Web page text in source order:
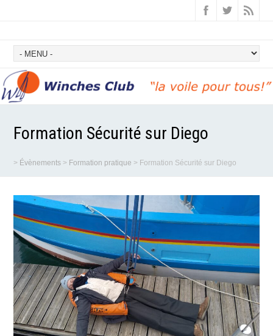
Formation Sécurité sur Diego
> Évènements > Formation pratique > Formation Sécurité sur Diego